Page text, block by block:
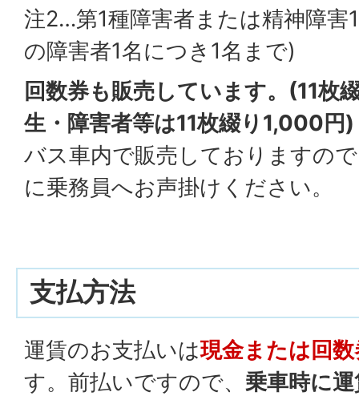
注2…第1種障害者または精神障害
の障害者1名につき1名まで)
回数券も販売しています。(11枚
生・障害者等は11枚綴り1,000円)
バス車内で販売しておりますの
に乗務員へお声掛けください。
支払方法
運賃のお支払いは現金または回
す。前払いですので、 乗車時に